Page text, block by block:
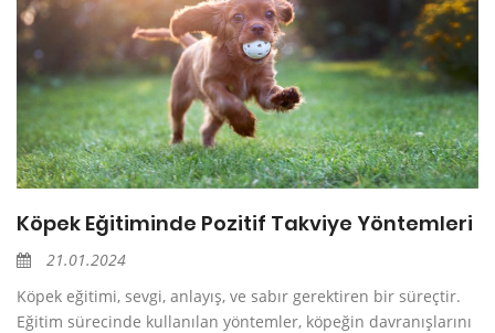
Köpek Eğitiminde Pozitif Takviye Yöntemleri
21.01.2024
Köpek eğitimi, sevgi, anlayış, ve sabır gerektiren bir süreçtir.
Eğitim sürecinde kullanılan yöntemler, köpeğin davranışlarını